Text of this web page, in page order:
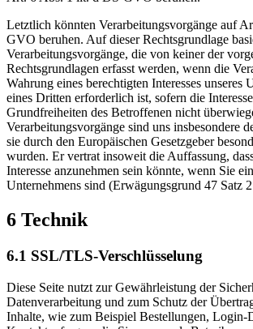
Letztlich könnten Verarbeitungsvorgänge auf
GVO beruhen. Auf dieser Rechtsgrundlage
Verarbeitungsvorgänge, die von keiner der
Rechtsgrundlagen erfasst werden, wenn die
Wahrung eines berechtigten Interesses unseres
eines Dritten erforderlich ist, sofern die
Grundfreiheiten des Betroffenen nicht
Verarbeitungsvorgänge sind uns insbesondere
sie durch den Europäischen Gesetzgeber
wurden. Er vertrat insoweit die Auffassung,
Interesse anzunehmen sein könnte, wenn Sie
Unternehmens sind (Erwägungsgrund 47 Satz
6 Technik
6.1 SSL/TLS-Verschlüsselung
Diese Seite nutzt zur Gewährleistung der
Datenverarbeitung und zum Schutz der
Inhalte, wie zum Beispiel Bestellungen, Login-